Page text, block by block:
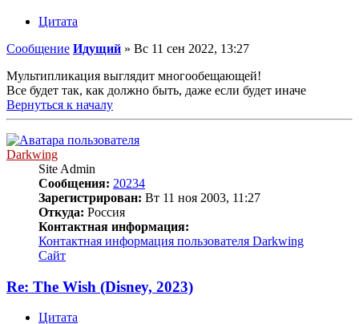
Цитата
Сообщение Идущий » Вс 11 сен 2022, 13:27
Мультипликация выглядит многообещающей!
Все будет так, как должно быть, даже если будет иначе
Вернуться к началу
Darkwing
Site Admin
Сообщения: 20234
Зарегистрирован: Вт 11 ноя 2003, 11:27
Откуда: Россия
Контактная информация:
Контактная информация пользователя Darkwing
Сайт
Re: The Wish (Disney, 2023)
Цитата